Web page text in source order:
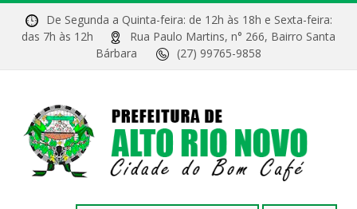
De Segunda a Quinta-feira: de 12h às 18h e Sexta-feira:
das 7h às 12h
Rua Paulo Martins, n° 266, Bairro Santa
Bárbara
(27) 99765-9858